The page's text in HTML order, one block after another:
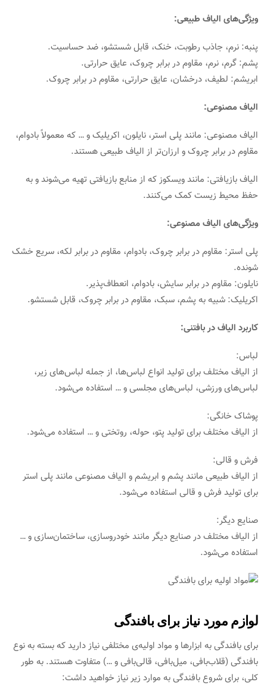
ویژگی‌های الیاف طبیعی:
پنبه: نرم، جاذب رطوبت، خنک، قابل شستشو، ضد حساسیت.
پشم: گرم، نرم، مقاوم در برابر چروک، عایق حرارتی.
ابریشم: لطیف، درخشان، عایق حرارتی، مقاوم در برابر چروک.
الیاف مصنوعی:
الیاف مصنوعی: مانند پلی استر، نایلون، اکریلیک و … که معمولاً بادوام،
مقاوم در برابر چروک و ارزان‌تر از الیاف طبیعی هستند.
الیاف بازیافتی: مانند ویسکوز که از منابع بازیافتی تهیه می‌شوند و به
حفظ محیط زیست کمک می‌کنند.
ویژگی‌های الیاف مصنوعی:
پلی استر: مقاوم در برابر چروک، بادوام، مقاوم در برابر لکه، سریع خشک
شونده.
نایلون: مقاوم در برابر سایش، بادوام، انعطاف‌پذیر.
اکریلیک: شبیه به پشم، سبک، مقاوم در برابر چروک، قابل شستشو.
کاربرد الیاف در بافتنی:
لباس:
از الیاف مختلف برای تولید انواع لباس‌ها، از جمله لباس‌های زیر،
لباس‌های ورزشی، لباس‌های مجلسی و … استفاده می‌شود.
پوشاک خانگی:
از الیاف مختلف برای تولید پتو، حوله، روتختی و … استفاده می‌شود.
فرش و قالی:
از الیاف طبیعی مانند پشم و ابریشم و الیاف مصنوعی مانند پلی استر
برای تولید فرش و قالی استفاده می‌شود.
صنایع دیگر:
از الیاف مختلف در صنایع دیگر مانند خودروسازی، ساختمان‌سازی و …
استفاده می‌شود.
لوازم مورد نیاز برای بافندگی
برای بافندگی به ابزارها و مواد اولیه‌ی مختلفی نیاز دارید که بسته به نوع
بافندگی (قلاب‌بافی، میل‌بافی، قالی‌بافی و …) متفاوت هستند. به طور
کلی، برای شروع بافندگی به موارد زیر نیاز خواهید داشت: